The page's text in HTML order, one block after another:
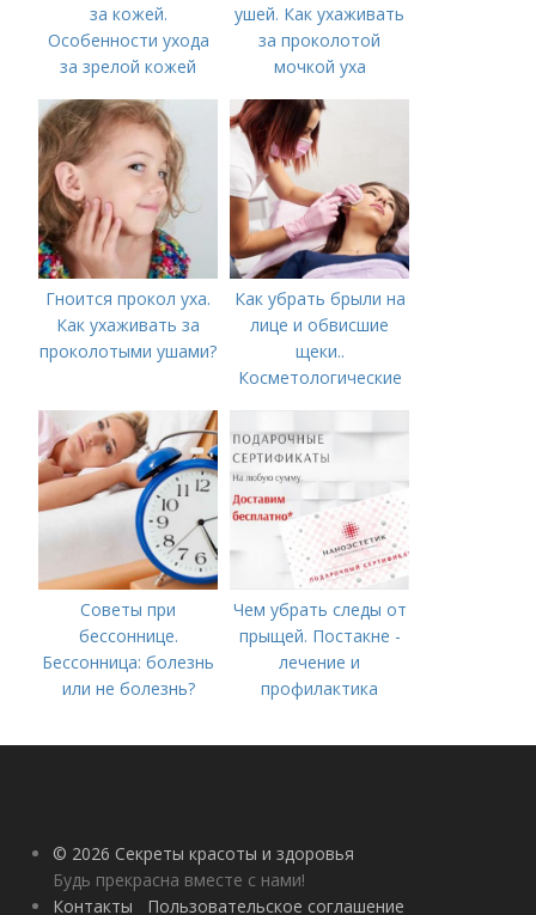
за кожей.
Особенности ухода
за зрелой кожей
ушей. Как ухаживать
за проколотой
мочкой уха
Гноится прокол уха.
Как ухаживать за
проколотыми ушами?
Как убрать брыли на
лице и обвисшие
щеки..
Косметологические
Советы при
бессоннице.
Бессонница: болезнь
или не болезнь?
Чем убрать следы от
прыщей. Постакне -
лечение и
профилактика
© 2026 Секреты красоты и здоровья
Будь прекрасна вместе с нами!
Контакты
Пользовательское соглашение